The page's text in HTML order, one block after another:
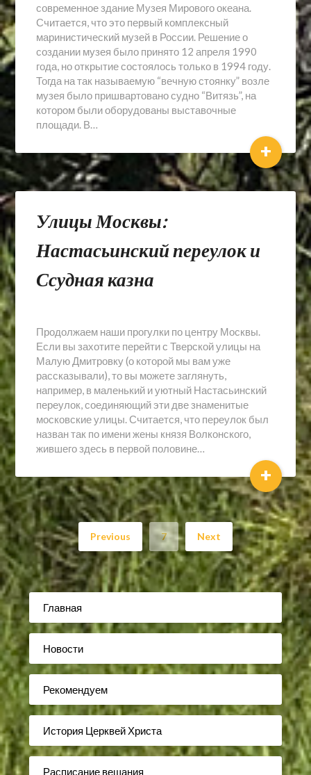
современное здание Музея Мирового океана.
Считается, что это первый комплексный
маринистический музей в России. Решение о
создании музея было принято 12 апреля 1990
года, но открытие состоялось только в 1994 году.
Тогда на так называемую “вечную стоянку” возле
музея было пришвартовано судно “Витязь”, на
котором были оборудованы выставочные
площади. В…
+
Улицы Москвы:
Настасьинский переулок и
Ссудная казна
Продолжаем наши прогулки по центру Москвы.
Если вы захотите перейти с Тверской улицы на
Малую Дмитровку (о которой мы вам уже
рассказывали), то вы можете заглянуть,
например, в маленький и уютный Настасьинский
переулок, соединяющий эти две знаменитые
московские улицы. Считается, что переулок был
назван так по имени жены князя Волконского,
жившего здесь в первой половине…
+
Previous 7 Next
Главная
Новости
Рекомендуем
История Церквей Христа
Расписание вещания